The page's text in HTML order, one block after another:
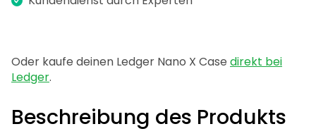
Oder kaufe deinen Ledger Nano X Case direkt bei
Ledger.
Beschreibung des Produkts